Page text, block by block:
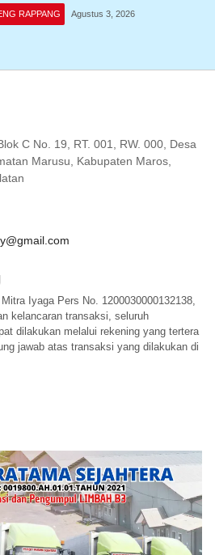
RAPPANG Agustus 3, 2026
C No. 19, RT. 001, RW. 000, Desa
Marusu, Kabupaten Maros,
Iyaga Pers No. 1200030000132138,
kelancaran transaksi, seluruh
dilakukan melalui rekening yang tertera
jawab atas transaksi yang dilakukan di